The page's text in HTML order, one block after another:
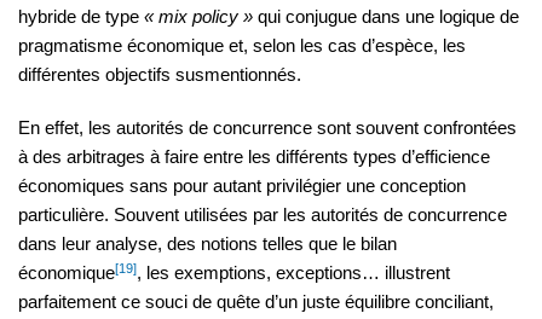
hybride de type « mix policy » qui conjugue dans une logique de
pragmatisme économique et, selon les cas d’espèce, les
différentes objectifs susmentionnés.
En effet, les autorités de concurrence sont souvent confrontées
à des arbitrages à faire entre les différents types d’efficience
économiques sans pour autant privilégier une conception
particulière. Souvent utilisées par les autorités de concurrence
dans leur analyse, des notions telles que le bilan
économique[19], les exemptions, exceptions… illustrent
parfaitement ce souci de quête d’un juste équilibre conciliant,